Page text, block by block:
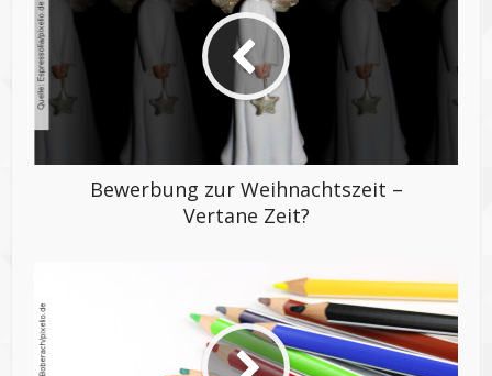
Bewerbung zur Weihnachtszeit –
Vertane Zeit?